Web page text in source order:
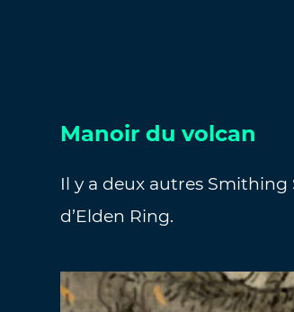
Manoir du volcan
Il y a deux autres
d’Elden Ring.